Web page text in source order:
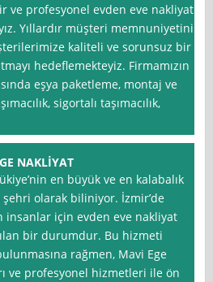
ve profesyonel evden eve nakliyat
Yıllardır müşteri memnuniyetini
kaliteli ve sorunsuz bir
hedeflemekteyiz. Firmamızın
eşya paketleme, montaj ve
sigortalı taşımacılık,
NAKLİYAT
en büyük ve en kalabalık
olarak biliniyor. İzmir’de
insanlar için evden eve nakliyat
bir durumdur. Bu hizmeti
rağmen, Mavi Ege
ve profesyonel hizmetleri ile ön